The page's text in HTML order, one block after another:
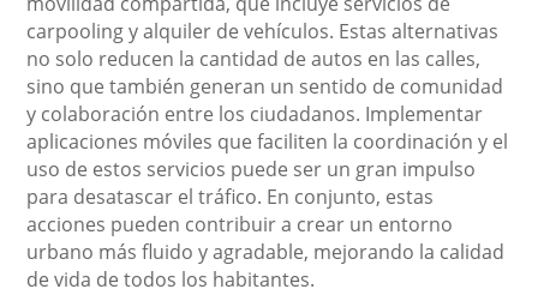
carpooling y alquiler de vehículos. Estas alternativas
no solo reducen la cantidad de autos en las calles,
sino que también generan un sentido de comunidad
y colaboración entre los ciudadanos. Implementar
aplicaciones móviles que faciliten la coordinación y el
uso de estos servicios puede ser un gran impulso
para desatascar el tráfico. En conjunto, estas
acciones pueden contribuir a crear un entorno
urbano más fluido y agradable, mejorando la calidad
de vida de todos los habitantes.